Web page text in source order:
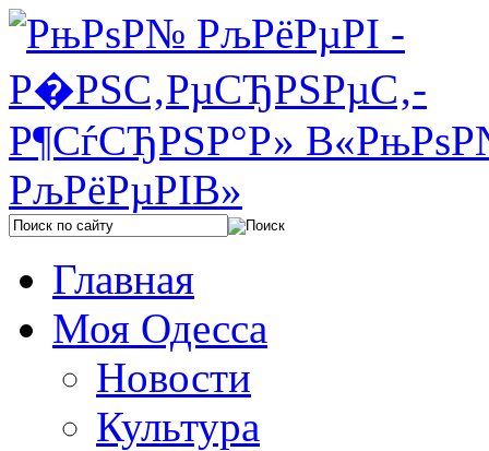
Главная
Моя Одесса
Новости
Культура